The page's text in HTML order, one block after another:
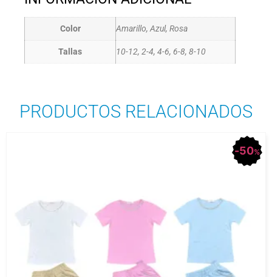
Color Amarillo, Azul, Rosa
Tallas 10-12, 2-4, 4-6, 6-8, 8-10
PRODUCTOS RELACIONADOS
50%